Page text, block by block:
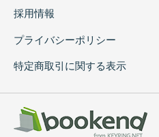
採用情報
プライバシーポリシー
特定商取引に関する表示